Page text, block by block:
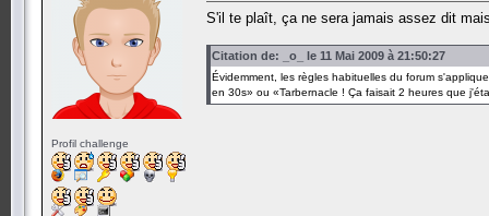
Profil challenge
S'il te plaît, ça ne sera jamais assez dit
Citation de: _o_ le 11 Mai 2009 à 21:50:27
Évidemment, les règles habituelles du forum
en 30s» ou «Tarbernacle ! Ça faisait 2 heures que